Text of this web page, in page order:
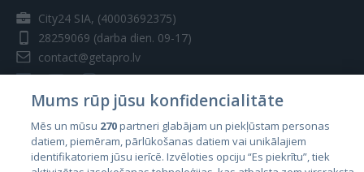
City24 SIA, (40003692375)
28259069 (darba dien. 09-17)
contact@getapro.lv
Valstis
Mums rūp jūsu konfidencialitāte
Mēs un mūsu 270partneri glabājam un piekļūstam personas
datiem, piemēram, pārlūkošanas datiem vai unikālajiem
identifikatoriem jūsu ierīcē. Izvēloties opciju “Es piekrītu”, tiek